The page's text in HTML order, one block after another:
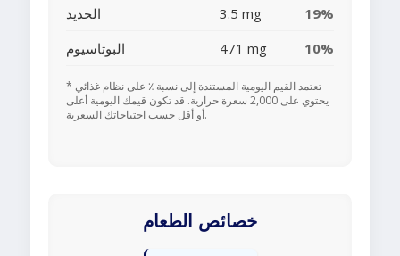
الحديد
3.5 mg
19%
البوتاسيوم
471 mg 10%
* تعتمد القيم اليومية المستندة إلى نسبة ٪ على نظام غذائي
يحتوي على 2,000 سعرة حرارية. قد تكون قيمك اليومية أعلى
أو أقل حسب احتياجاتك السعرية.
خصائص الطعام